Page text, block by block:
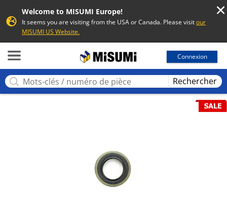
Welcome to MISUMI Europe!
It seems you are visiting from the USA or Canada. Please visitour
MISUMI US Website.
Connexion
Rechercher